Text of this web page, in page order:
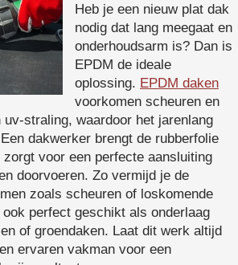
Heb je een nieuw plat dak
nodig dat lang meegaat en
onderhoudsarm is? Dan is
EPDM de ideale
oplossing. EPDM daken
voorkomen scheuren en
uv-straling, waardoor het jarenlang
dakwerker brengt de rubberfolie
zorgt voor een perfecte aansluiting
doorvoeren. Zo vermijd je de
zoals scheuren of loskomende
perfect geschikt als onderlaag
of groendaken. Laat dit werk altijd
ervaren vakman voor een